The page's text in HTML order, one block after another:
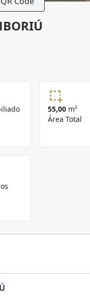
55,00 m²
Área Total